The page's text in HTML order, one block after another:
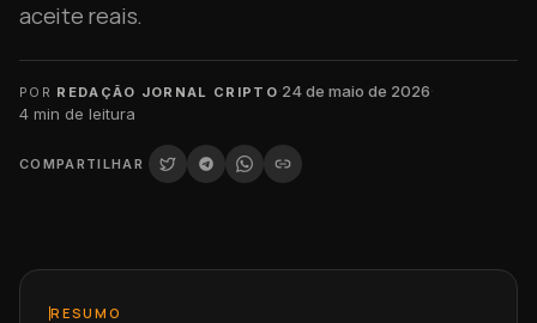
aceite reais.
POR REDAÇÃO JORNAL CRIPTO·24 de maio de 2026·
4 min de leitura
COMPARTILHAR
RESUMO